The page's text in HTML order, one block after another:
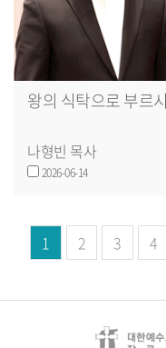
왕의 식탁으로 부르
나형빈 목사
2026-06-14
1 2 3 4